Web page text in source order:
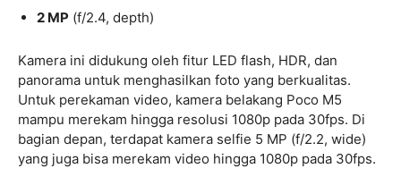
2 MP (f/2.4, depth)
Kamera ini didukung oleh fitur LED flash, HDR, dan
panorama untuk menghasilkan foto yang berkualitas.
Untuk perekaman video, kamera belakang Poco M5
mampu merekam hingga resolusi 1080p pada 30fps. Di
bagian depan, terdapat kamera selfie 5 MP (f/2.2, wide)
yang juga bisa merekam video hingga 1080p pada 30fps.